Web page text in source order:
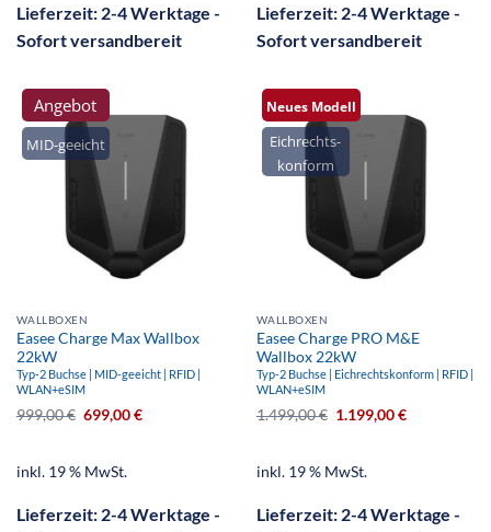
Lieferzeit: 2-4 Werktage -
Sofort versandbereit
Lieferzeit: 2-4 Werktage -
Sofort versandbereit
MID-geeicht
Angebot
WALLBOXEN
Easee Charge Max Wallbox
22kW
Typ-2 Buchse | MID-geeicht | RFID |
WLAN+eSIM
999,00€ 699,00€
inkl. 19 % MwSt.
Lieferzeit: 2-4 Werktage -
Eichrechts-
konform
Neues Modell
WALLBOXEN
Easee Charge PRO M&E
Wallbox 22kW
Typ-2 Buchse | Eichrechtskonform | RFID |
WLAN+eSIM
1.499,00€ 1.199,00€
inkl. 19 % MwSt.
Lieferzeit: 2-4 Werktage -